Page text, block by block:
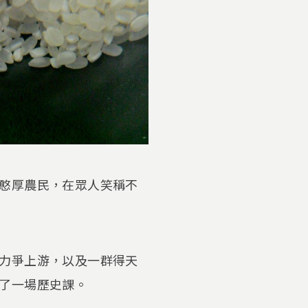
厚農民，在眾人笑稱不
爭上游，以及一群得天
一場歷史課。